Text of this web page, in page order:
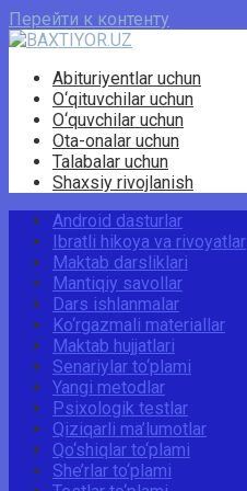
Перейти к контенту
Abituriyentlar uchun
O‘qituvchilar uchun
O‘quvchilar uchun
Ota-onalar uchun
Talabalar uchun
Shaxsiy rivojlanish
Android dasturlar
Ibratli hikoya va rivoyatlar
Maktab darsliklari
Mantiqiy savollar
Dars ishlanmalar
Ko‘rgazmali materiallar
Maktab hujjatlari
Senariylar to‘plami
Yangi metodlar
Psixologik testlar
Qiziqarli ma’lumotlar
Qo‘shiqlar to‘plami
She’rlar to‘plami